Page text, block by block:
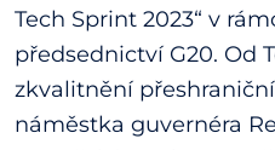
Tech Sprint 2023“ v
předsednictví G20. Od
zkvalitnění
náměstka guvernéra